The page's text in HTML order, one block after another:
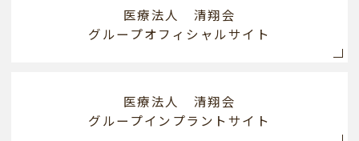
医療法人 清翔会
グループオフィシャルサイト
医療法人 清翔会
グループインプラントサイト